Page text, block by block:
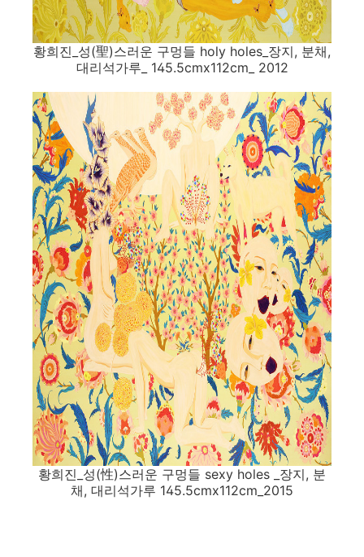
황희진_성(聖)스러운 구멍들 holy holes_장지, 분채,
대리석가루_ 145.5cmx112cm_ 2012
황희진_성(性)스러운 구멍들 sexy holes _장지, 분
채, 대리석가루 145.5cmx112cm_2015